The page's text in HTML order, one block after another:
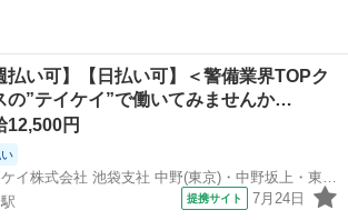
払い可】【日払い可】＜警備業界TOPク
の”テイケイ”で働いてみませんか…
12,500円
テイケイ株式会社 池袋支社 中野(東京)・中野坂上・東中野エリア(2)
提携サイト 7月24日